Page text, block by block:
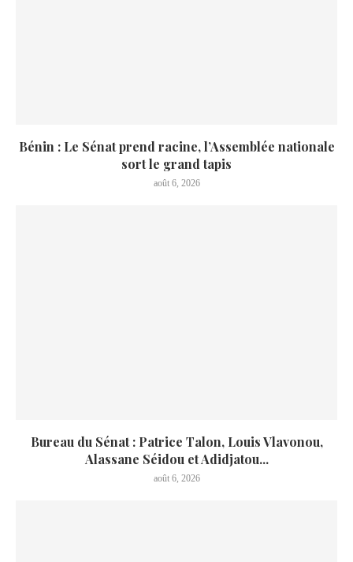
Bénin : Le Sénat prend racine, l’Assemblée nationale
sort le grand tapis
août 6, 2026
Bureau du Sénat : Patrice Talon, Louis Vlavonou,
Alassane Séidou et Adidjatou...
août 6, 2026